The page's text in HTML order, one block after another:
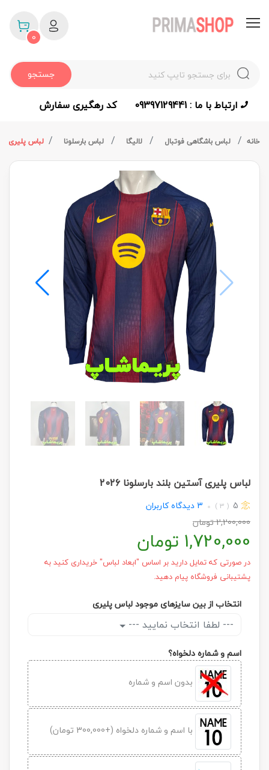
جستجو
0
ارتباط با ما : 09397129441 کد رهگیری سفارش
خانه لباس باشگاهی فوتبال لالیگا لباس بارسلونا لباس پلیری
لباس پلیری آستین بلند بارسلونا 2026
5
( 3 )
3 دیدگاه کاربران
2,200,000تومان
1,720,000 تومان
در صورتی که تمایل دارید بر اساس "ابعاد لباس" خریداری کنید به
پشتیبانی فروشگاه پیام دهید.
انتخاب از بین سایزهای موجود لباس پلیری
--- لطفا انتخاب نمایید ---
اسم و شماره دلخواه؟
بدون اسم و شماره
با اسم و شماره دلخواه (+300,000 تومان)